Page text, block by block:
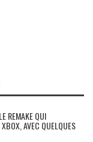
REMAKE QUI
AVEC QUELQUES